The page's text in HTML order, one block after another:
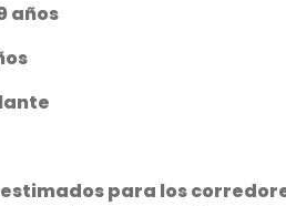
años
para los